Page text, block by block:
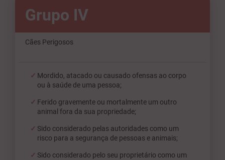
Grupo IV
Cães Perigosos
Mordido, atacado ou causado ofensas ao corpo
ou à saúde de uma pessoa;
Ferido gravemente ou mortalmente um outro
animal fora da sua propriedade;
Sido considerado pelas autoridades como um
risco para a segurança de pessoas e animais;
Sido considerado pelo seu proprietário como um